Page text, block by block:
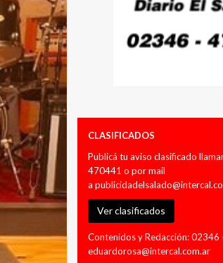
CLASIFICADOS
Publicá tu aviso clasificado
470441 o por mail
a
Ver clasificados
Contenidos y Redacción:
eduardorosa@intercal.com.ar